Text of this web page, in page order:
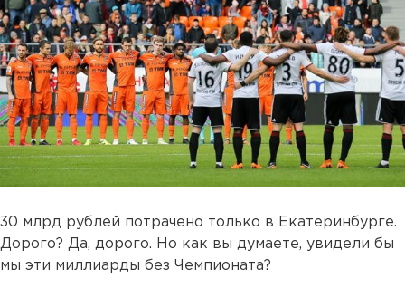
30 млрд рублей потрачено только в Екатеринбурге.
Дорого? Да, дорого. Но как вы думаете, увидели бы
мы эти миллиарды без Чемпионата?